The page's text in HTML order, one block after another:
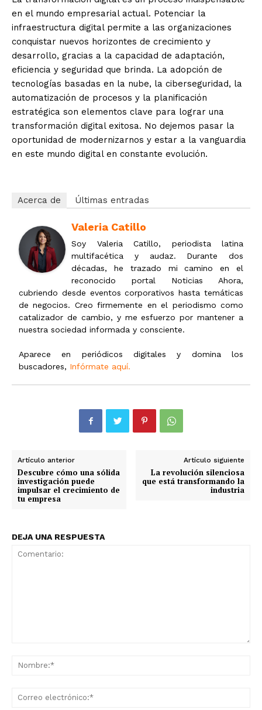
en el mundo empresarial actual. Potenciar la
infraestructura digital permite a las organizaciones
conquistar nuevos horizontes de crecimiento y
desarrollo, gracias a la capacidad de adaptación,
eficiencia y seguridad que brinda. La adopción de
tecnologías basadas en la nube, la ciberseguridad, la
automatización de procesos y la planificación
estratégica son elementos clave para lograr una
transformación digital exitosa. No dejemos pasar la
oportunidad de modernizarnos y estar a la vanguardia
en este mundo digital en constante evolución.
Acerca de Últimas entradas
Valeria Catillo
Soy Valeria Catillo, periodista latina
multifacética y audaz. Durante dos
décadas, he trazado mi camino en el
reconocido portal Noticias Ahora,
cubriendo desde eventos corporativos hasta temáticas
de negocios. Creo firmemente en el periodismo como
catalizador de cambio, y me esfuerzo por mantener a
nuestra sociedad informada y consciente.
Aparece en periódicos digitales y domina los
buscadores, Infórmate aquí.
Artículo anterior
Descubre cómo una sólida
investigación puede
impulsar el crecimiento de
tu empresa
Artículo siguiente
La revolución silenciosa
que está transformando la
industria
DEJA UNA RESPUESTA